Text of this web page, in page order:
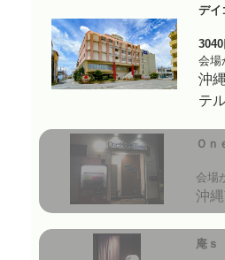
デイ
3040
会場
沖
テ
Ｏ
会場
沖
庵ｓ